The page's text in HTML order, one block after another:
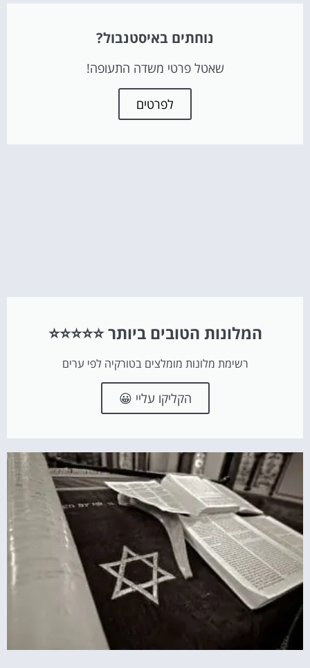
נוחתים באיסטנבול?
שאטל פרטי משדה התעופה!
לפרטים
המלונות הטובים ביותר ⭐⭐⭐⭐⭐
רשימת מלונות מומלצים בטורקיה לפי ערים
הקליקו עליי 😀